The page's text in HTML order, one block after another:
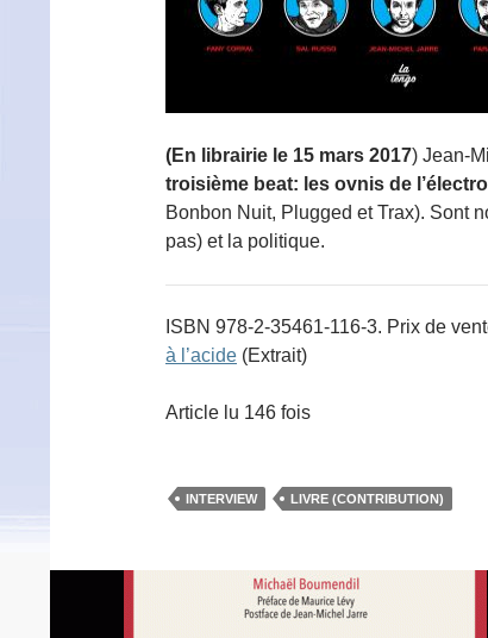
(En librairie le 15 mars 2017) Jean-
troisième beat: les ovnis de l’électro
Bonbon Nuit, Plugged et Trax). Sont
pas) et la politique.
ISBN 978-2-35461-116-3. Prix de
à l’acide (Extrait)
Article lu 146 fois
INTERVIEW LIVRE (CONTRIBUTION)